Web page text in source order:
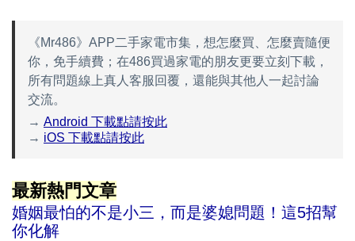
《Mr486》APP二手家電市集，想怎麼買、怎麼賣隨便
你，免手續費；在486買過家電的朋友更要立刻下載，
所有問題線上真人客服回覆，還能與其他人一起討論
交流。
→ Android 下載點請按此
→ iOS 下載點請按此
最新熱門文章
婚姻最怕的不是小三，而是婆媳問題！這5招幫
你化解